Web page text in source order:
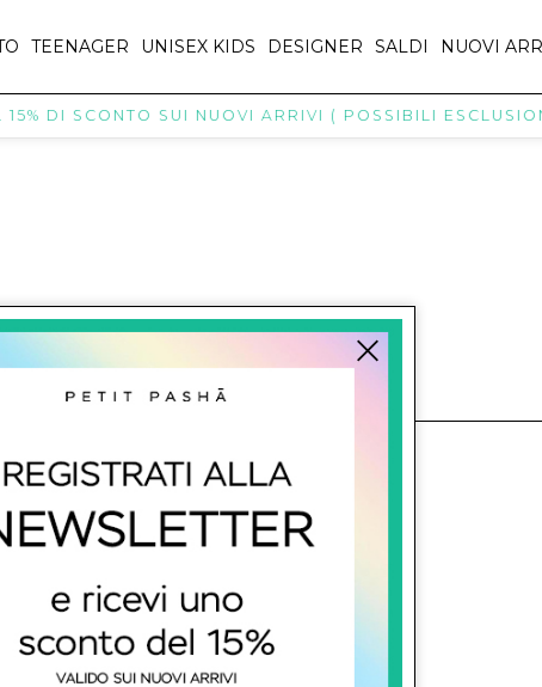
TEENAGER UNISEX KIDS DESIGNER SALDI NUOVI
DI SCONTO SUI NUOVI ARRIVI ( POSSIBILI
L'azienda
Contatti
Pagamenti
Spedizione